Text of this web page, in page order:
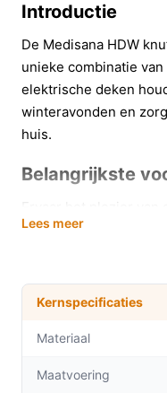
Introductie
De Medisana HDW
unieke combinatie
elektrische deken
winteravonden en
huis.
Belangrijkste
met de Medisana
Optimaal
van 180 x 130
eenpersoonsbed
met de vier
Lees meer
Kernspecificaties
Materiaal
Maatvoering